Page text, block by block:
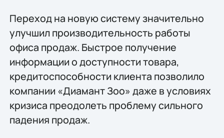
Переход на новую систему значительно
улучшил производительность работы
офиса продаж. Быстрое получение
информации о доступности товара,
кредитоспособности клиента позволило
компании «Диамант Зоо» даже в условиях
кризиса преодолеть проблему сильного
падения продаж.